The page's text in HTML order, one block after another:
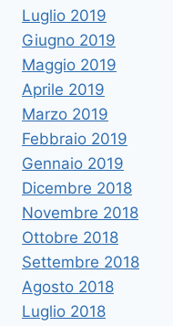
Luglio 2019
Giugno 2019
Maggio 2019
Aprile 2019
Marzo 2019
Febbraio 2019
Gennaio 2019
Dicembre 2018
Novembre 2018
Ottobre 2018
Settembre 2018
Agosto 2018
Luglio 2018